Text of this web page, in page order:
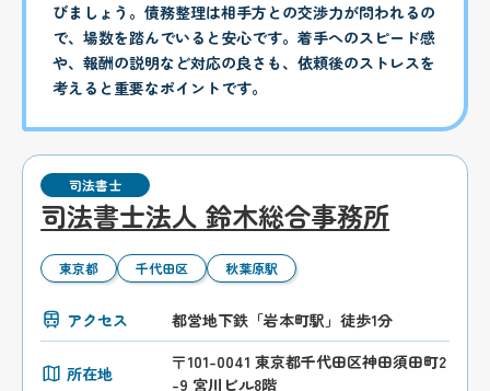
びましょう。債務整理は相手方との交渉力が問われるの
で、場数を踏んでいると安心です。着手へのスピード感
や、報酬の説明など対応の良さも、依頼後のストレスを
考えると重要なポイントです。
司法書士
司法書士法人 鈴木総合事務所
東京都 千代田区 秋葉原駅
アクセス 都営地下鉄「岩本町駅」徒歩1分
所在地
〒101-0041 東京都千代田区神田須田町2
-9 宮川ビル8階